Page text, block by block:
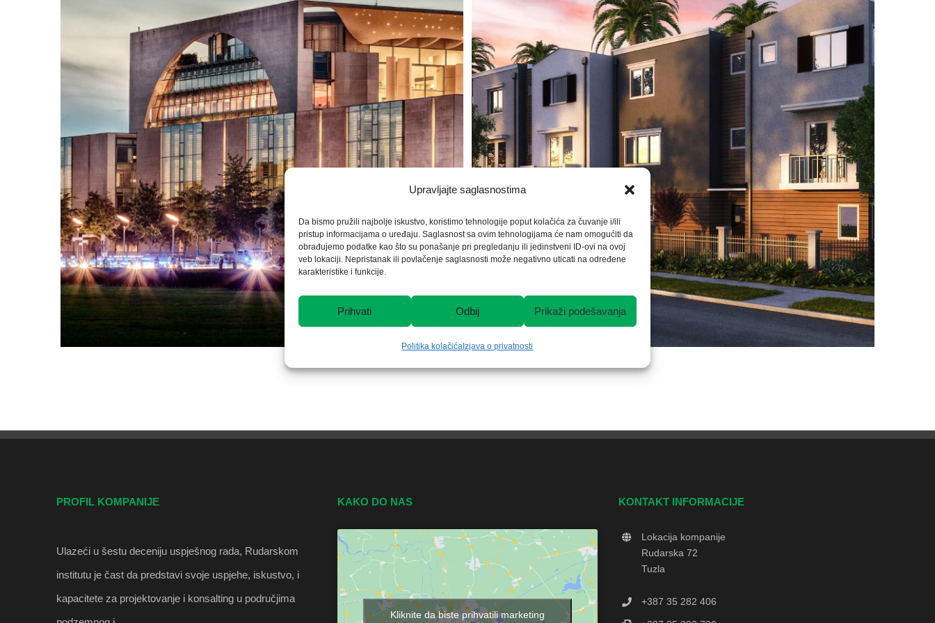
Upravljajte saglasnostima
Da bismo pružili najbolje iskustvo, koristimo tehnologije poput kolačića za čuvanje i/ili
pristup informacijama o uređaju. Saglasnost sa ovim tehnologijama će nam omogućiti da
obrađujemo podatke kao što su ponašanje pri pregledanju ili jedinstveni ID-ovi na ovoj
veb lokaciji. Nepristanak ili povlačenje saglasnosti može negativno uticati na određene
karakteristike i funkcije.
Prihvati Odbij Prikaži podešavanja
Politika kolačića Izjava o privatnosti
PROFIL KOMPANIJE
Ulazeći u šestu deceniju uspješnog rada, Rudarskom
institutu je čast da predstavi svoje uspjehe, iskustvo, i
kapacitete za projektovanje i konsalting u područjima
KAKO DO NAS
Kliknite da biste prihvatili marketing
KONTAKT INFORMACIJE
Lokacija kompanije
Rudarska 72
Tuzla
+387 35 282 406